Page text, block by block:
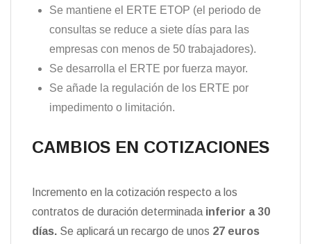
Se mantiene el ERTE ETOP (el periodo de
consultas se reduce a siete días para las
empresas con menos de 50 trabajadores).
Se desarrolla el ERTE por fuerza mayor.
Se añade la regulación de los ERTE por
impedimento o limitación.
CAMBIOS EN COTIZACIONES
Incremento en la cotización respecto a los
contratos de duración determinada inferior a 30
días. Se aplicará un recargo de unos 27 euros